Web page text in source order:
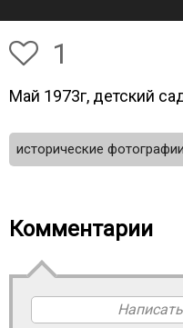
1
Май 1973г, детский
исторические фотографии
Комментарии